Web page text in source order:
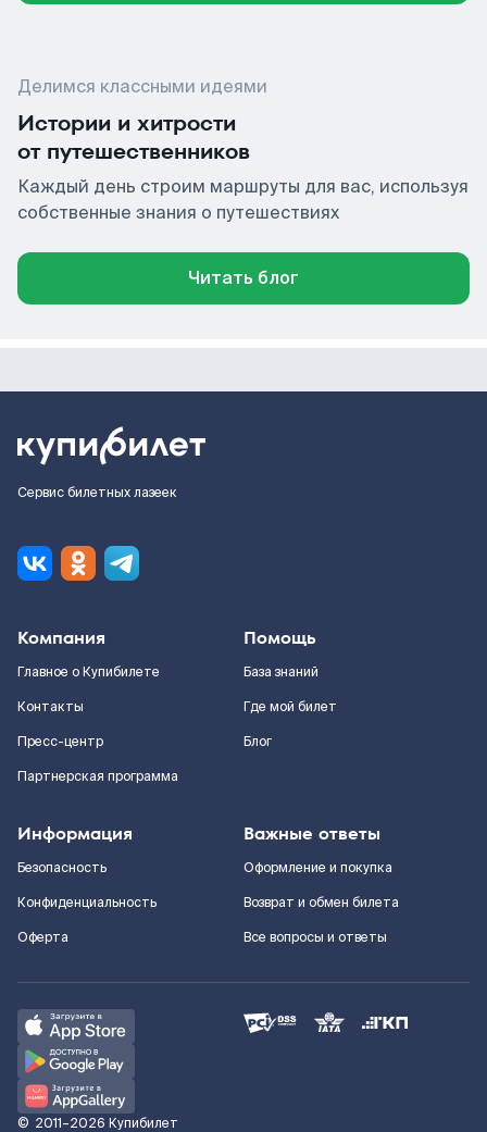
Делимся классными идеями
Истории и хитрости
от путешественников
Каждый день строим маршруты для вас, используя
собственные знания о путешествиях
Читать блог
Сервис билетных лазеек
Компания
Главное о Купибилете
Контакты
Пресс-центр
Партнерская программа
Помощь
База знаний
Где мой билет
Блог
Информация
Безопасность
Конфиденциальность
Оферта
Важные ответы
Оформление и покупка
Возврат и обмен билета
Все вопросы и ответы
© 2011–2026 Купибилет